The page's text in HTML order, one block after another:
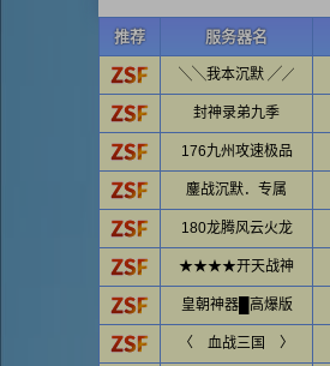
推荐 服务器名
╲╲我本沉默 ╱╱
封神录弟九季
176九州攻速极品
鏖战沉默．专属
180龙腾风云火龙
★★★★开天战神
皇朝神器█高爆版
〈 血战三国 〉